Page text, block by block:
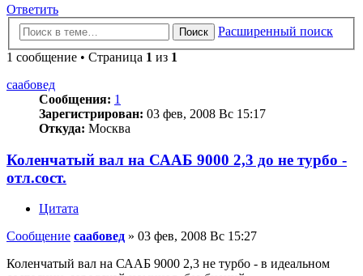
Ответить
Поиск
Расширенный поиск
1 сообщение • Страница 1 из 1
саабовед
Сообщения: 1
Зарегистрирован: 03 фев, 2008 Вс 15:17
Откуда: Москва
Коленчатый вал на СААБ 9000 2,3 до не турбо -
отл.сост.
Цитата
Сообщение саабовед » 03 фев, 2008 Вс 15:27
Коленчатый вал на СААБ 9000 2,3 не турбо - в идеальном